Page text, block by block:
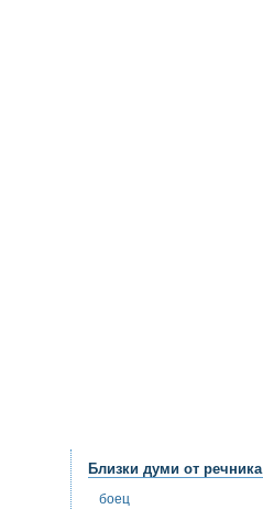
Близки думи от речника
боец